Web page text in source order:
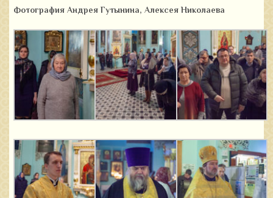
Фотография Андрея Гутынина, Алексея Николаева